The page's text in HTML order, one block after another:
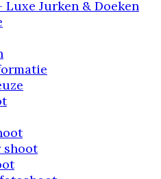
Jurken & Doeken
shoot